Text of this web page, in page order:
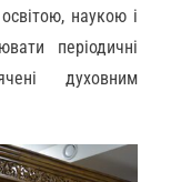
наукою і
періодичні
духовним